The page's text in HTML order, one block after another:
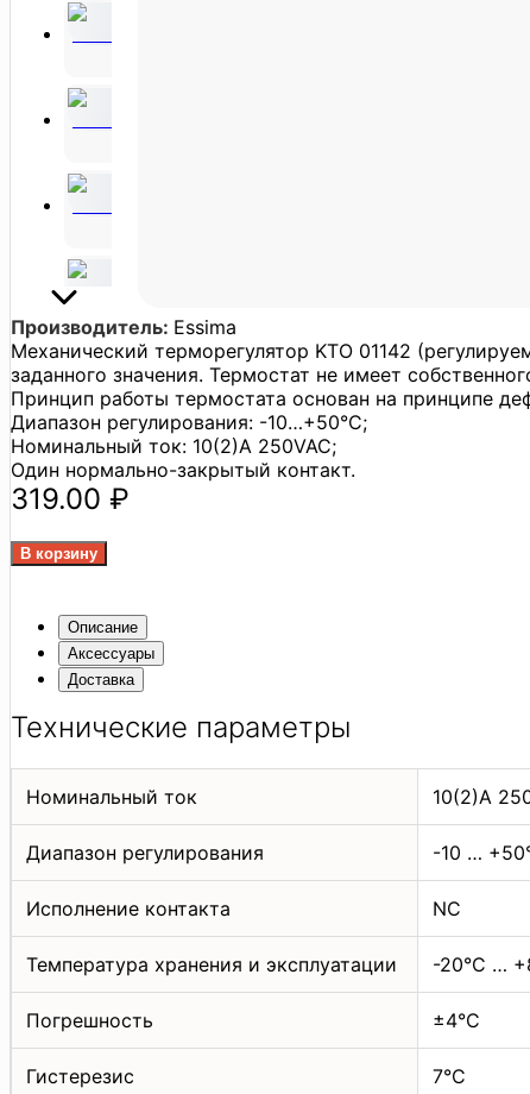
Производитель: Essima
Механический терморегулятор KTO 01142
заданного значения. Термостат не имеет
Принцип работы термостата основан на принципе
Диапазон регулирования: -10…+50°C;
Номинальный ток: 10(2)A 250VAC;
Один нормально-закрытый контакт.
319.00 ₽
Описание
Аксессуары
Доставка
Технические параметры
Номинальный ток 10(2)A
Диапазон регулирования -10 …
Исполнение контакта NC
Температура хранения и эксплуатации -20°С …
Погрешность ±4°C
Гистерезис 7°C